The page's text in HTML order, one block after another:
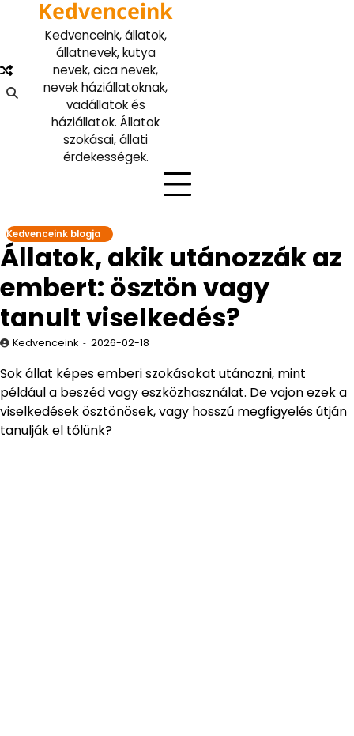
Kedvenceink
Kedvenceink, állatok,
állatnevek, kutya
nevek, cica nevek,
nevek háziállatoknak,
vadállatok és
háziállatok. Állatok
szokásai, állati
érdekességek.
Kedvenceink blogja
Állatok, akik utánozzák az
embert: ösztön vagy
tanult viselkedés?
Kedvenceink 2026-02-18
Sok állat képes emberi szokásokat utánozni, mint
például a beszéd vagy eszközhasználat. De vajon ezek a
viselkedések ösztönösek, vagy hosszú megfigyelés útján
tanulják el tőlünk?